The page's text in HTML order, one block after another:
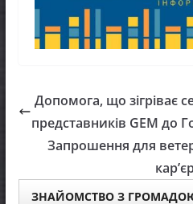
Допомога, що зігріває
представників GEM до
Запрошення для
ЗНАЙОМСТВО З